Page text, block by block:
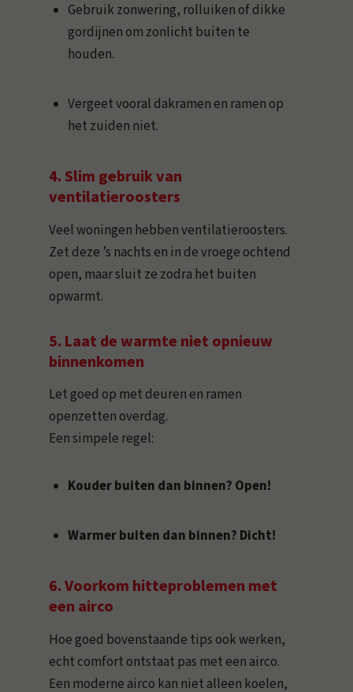
Gebruik zonwering, rolluiken of dikke
gordijnen om zonlicht buiten te
houden.
Vergeet vooral dakramen en ramen op
het zuiden niet.
4. Slim gebruik van
ventilatieroosters
Veel woningen hebben ventilatieroosters.
Zet deze ’s nachts en in de vroege ochtend
open, maar sluit ze zodra het buiten
opwarmt.
5. Laat de warmte niet opnieuw
binnenkomen
Let goed op met deuren en ramen
openzetten overdag.
Een simpele regel:
Kouder buiten dan binnen? Open!
Warmer buiten dan binnen? Dicht!
6. Voorkom hitteproblemen met
een airco
Hoe goed bovenstaande tips ook werken,
echt comfort ontstaat pas met een airco.
Een moderne airco kan niet alleen koelen,